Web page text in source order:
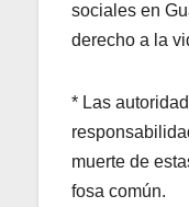
sociales en
derecho a la
* Las
muerte de
fosa común.